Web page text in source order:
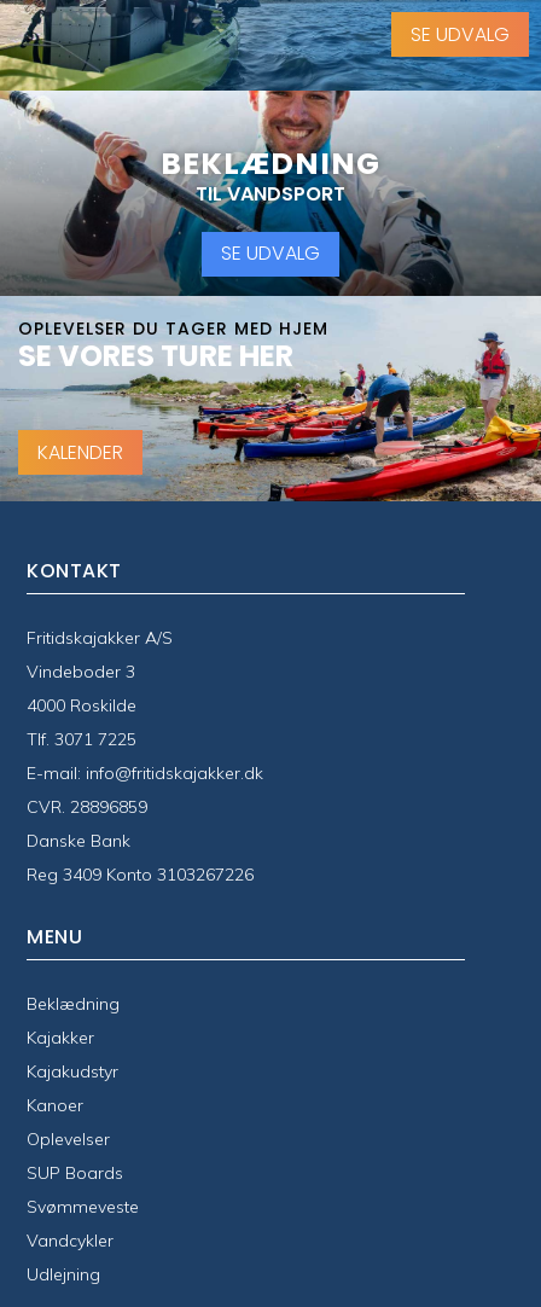
SE UDVALG
BEKLÆDNING
TIL VANDSPORT
SE UDVALG
OPLEVELSER DU TAGER MED HJEM
SE VORES TURE HER
KALENDER
KONTAKT
Fritidskajakker A/S
Vindeboder 3
4000 Roskilde
Tlf.3071 7225
E-mail: info@fritidskajakker.dk
CVR. 28896859
Danske Bank
Reg 3409 Konto 3103267226
MENU
Beklædning
Kajakker
Kajakudstyr
Kanoer
Oplevelser
SUP Boards
Svømmeveste
Vandcykler
Udlejning